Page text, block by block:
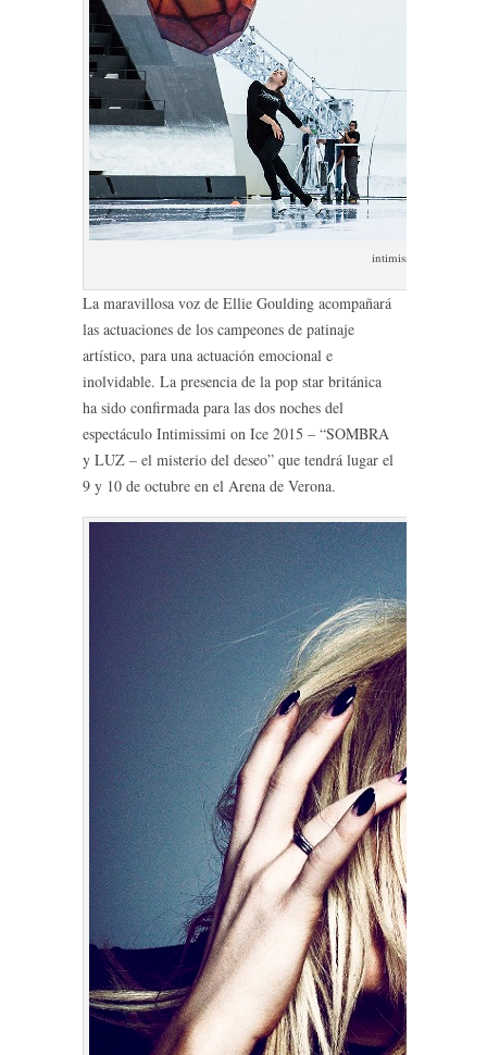
intimissimi on ice
La maravillosa voz de Ellie Goulding acompañará
las actuaciones de los campeones de patinaje
artístico, para una actuación emocional e
inolvidable. La presencia de la pop star británica
ha sido confirmada para las dos noches del
espectáculo Intimissimi on Ice 2015 – “SOMBRA
y LUZ – el misterio del deseo” que tendrá lugar el
9 y 10 de octubre en el Arena de Verona.